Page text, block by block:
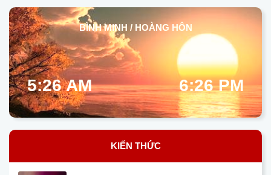
BÌNH MINH / HOÀNG HÔN
5:26 AM 6:26 PM
KIẾN THỨC